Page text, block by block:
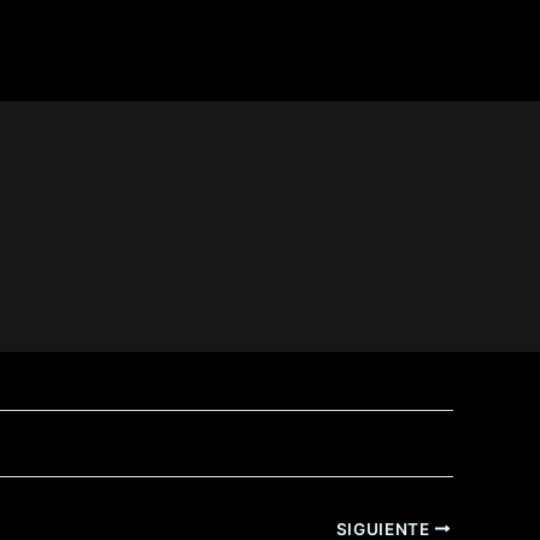
de Deportes.
SIGUIENTE